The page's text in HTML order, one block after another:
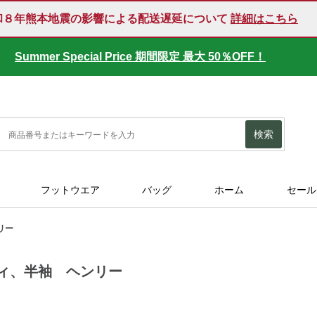
８年熊本地震の影響による配送遅延について 詳細はこちら
Summer Special Price 期間限定 最大 50％OFF！
SUMMER SALE 好評開催中！
検索
フットウエア バッグ ホーム セール
ー
、半袖 ヘンリー